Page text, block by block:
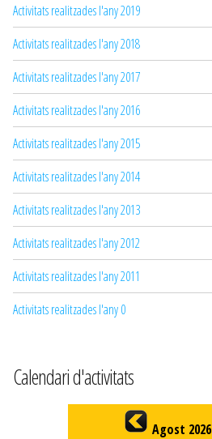
Activitats realitzades l'any 2019
Activitats realitzades l'any 2018
Activitats realitzades l'any 2017
Activitats realitzades l'any 2016
Activitats realitzades l'any 2015
Activitats realitzades l'any 2014
Activitats realitzades l'any 2013
Activitats realitzades l'any 2012
Activitats realitzades l'any 2011
Activitats realitzades l'any 0
Calendari d'activitats
Agost 2026